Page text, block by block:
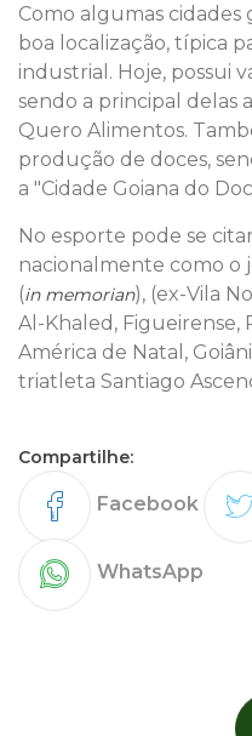
Como algumas cidades
boa localização, típica
industrial. Hoje, possui
sendo a principal delas
Quero Alimentos.
produção de doces,
a "Cidade Goiana do
No esporte pode se
nacionalmente como
(in memorian), (ex-Vila
Al-Khaled, Figueirense,
América de Natal,
triatleta Santiago
Compartilhe:
Facebook
WhatsApp